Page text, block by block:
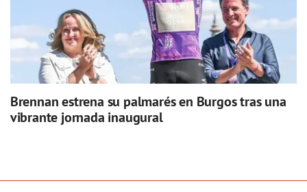
Brennan estrena su palmarés en Burgos tras una
vibrante jornada inaugural